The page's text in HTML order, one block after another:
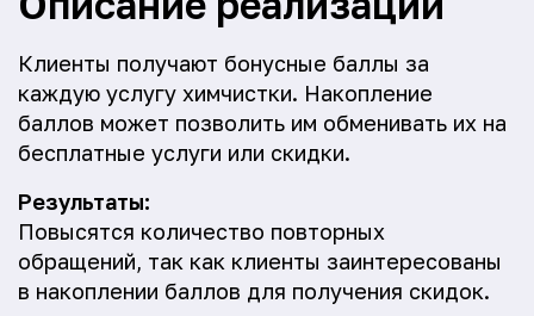
Клиенты получают бонусные баллы за
каждую услугу химчистки. Накопление
баллов может позволить им обменивать их на
бесплатные услуги или скидки.
Результаты:
Повысятся количество повторных
обращений, так как клиенты заинтересованы
в накоплении баллов для получения скидок.